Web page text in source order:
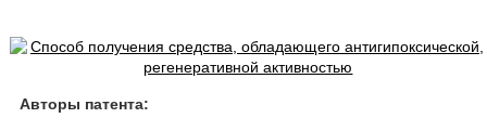
Авторы патента: